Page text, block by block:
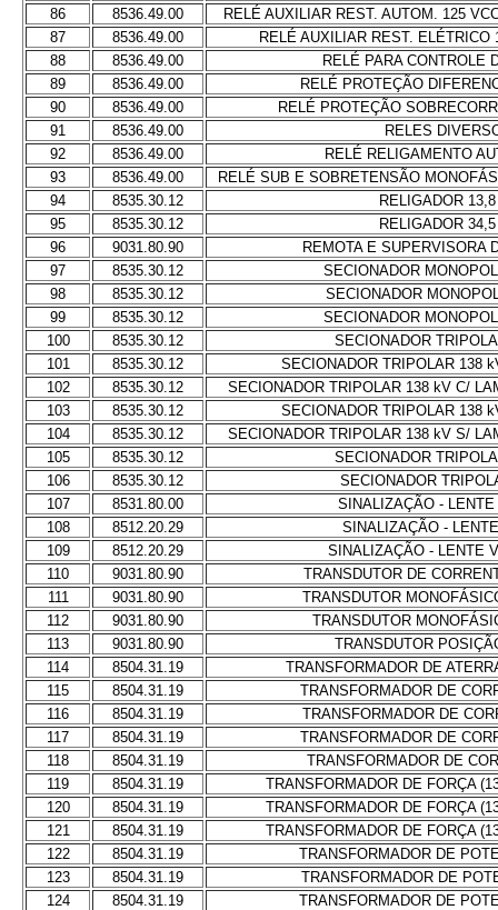
86
8536.49.00
RELÉ AUXILIAR REST. AUTOM. 125
87
8536.49.00
RELÉ AUXILIAR REST. ELÉTRICO
88
8536.49.00
RELÉ PARA CONTROLE
89
8536.49.00
RELÉ PROTEÇÃO
90
8536.49.00
RELÉ PROTEÇÃO
91
8536.49.00
RELES
92
8536.49.00
RELÉ RELIGAMENTO
93
8536.49.00
RELÉ SUB E SOBRETENSÃO
94
8535.30.12
RELIGADOR
95
8535.30.12
RELIGADOR
96
9031.80.90
REMOTA E SUPERVISORA
97
8535.30.12
SECIONADOR
98
8535.30.12
SECIONADOR
99
8535.30.12
SECIONADOR
100
8535.30.12
SECIONADOR
101
8535.30.12
SECIONADOR TRIPOLAR 138
102
8535.30.12
SECIONADOR TRIPOLAR 138 kV C/
103
8535.30.12
SECIONADOR TRIPOLAR 138
104
8535.30.12
SECIONADOR TRIPOLAR 138 kV S/
105
8535.30.12
SECIONADOR
106
8535.30.12
SECIONADOR
107
8531.80.00
SINALIZAÇÃO - LENTE
108
8512.20.29
SINALIZAÇÃO -
109
8512.20.29
SINALIZAÇÃO - LENTE
110
9031.80.90
TRANSDUTOR DE
111
9031.80.90
TRANSDUTOR
112
9031.80.90
TRANSDUTOR
113
9031.80.90
TRANSDUTOR
114
8504.31.19
TRANSFORMADOR DE
115
8504.31.19
TRANSFORMADOR DE
116
8504.31.19
TRANSFORMADOR DE
117
8504.31.19
TRANSFORMADOR DE
118
8504.31.19
TRANSFORMADOR DE
119
8504.31.19
TRANSFORMADOR DE FORÇA
120
8504.31.19
TRANSFORMADOR DE FORÇA
121
8504.31.19
TRANSFORMADOR DE FORÇA
122
8504.31.19
TRANSFORMADOR DE
123
8504.31.19
TRANSFORMADOR DE
124
8504.31.19
TRANSFORMADOR DE